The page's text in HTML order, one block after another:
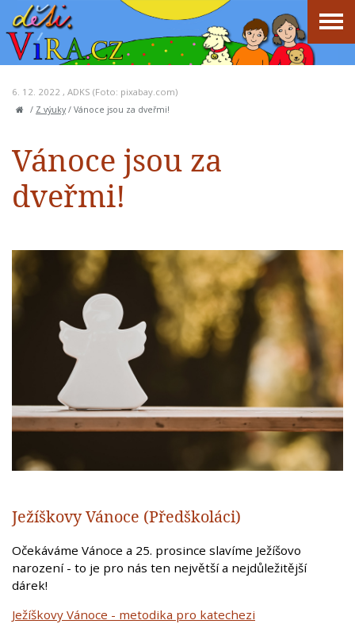
6. 12. 2022 , ADKS (Foto: pixabay.com)
/ Z výuky/ Vánoce jsou za dveřmi!
Vánoce jsou za
dveřmi!
Ježíškovy Vánoce (Předškoláci)
Očekáváme Vánoce a 25. prosince slavíme Ježíšovo
narození - to je pro nás ten největší a nejdůležitější
dárek!
Ježíškovy Vánoce - metodika pro katechezi